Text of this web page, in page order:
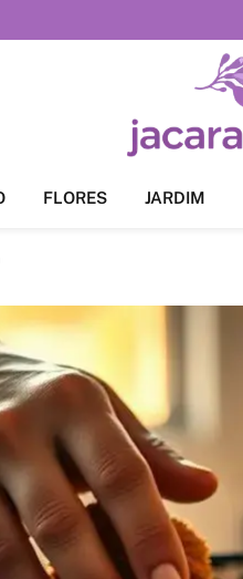
FLORES JARDIM